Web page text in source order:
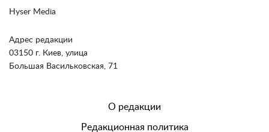
Hyser Media
Адрес редакции
03150 г. Киев, улица
Большая Васильковская, 71
О редакции
Редакционная политика